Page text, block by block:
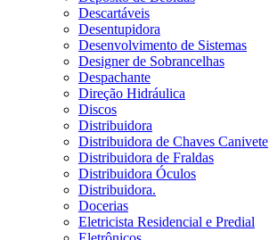
Descartáveis
Desentupidora
Desenvolvimento de Sistemas
Designer de Sobrancelhas
Despachante
Direção Hidráulica
Discos
Distribuidora
Distribuidora de Chaves Canivete
Distribuidora de Fraldas
Distribuidora Óculos
Distribuidora.
Docerias
Eletricista Residencial e Predial